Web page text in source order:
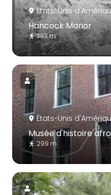
États-Unis
Hancock Manor
383 m
États-Unis
Musée d'histoire
299 m